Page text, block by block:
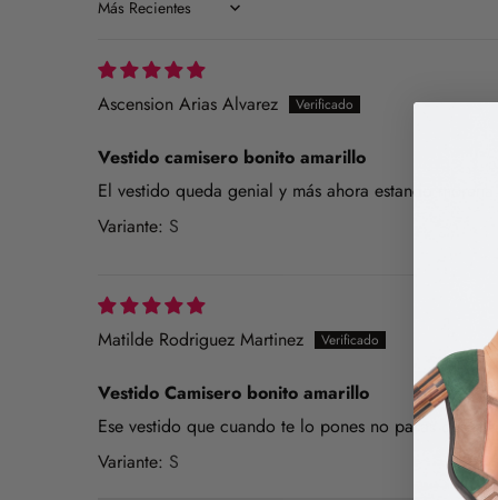
Sort by
Ascension Arias Alvarez
Vestido camisero bonito amarillo
El vestido queda genial y más ahora estando
S
Matilde Rodriguez Martinez
Vestido Camisero bonito amarillo
Ese vestido que cuando te lo pones no pasas
S